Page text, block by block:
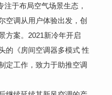
注于布局空气场景生态，
空调从用户体验出发，创
方案。2021新冷年开启
的《房间空调器多模式 性
定工作，致力于助推空调